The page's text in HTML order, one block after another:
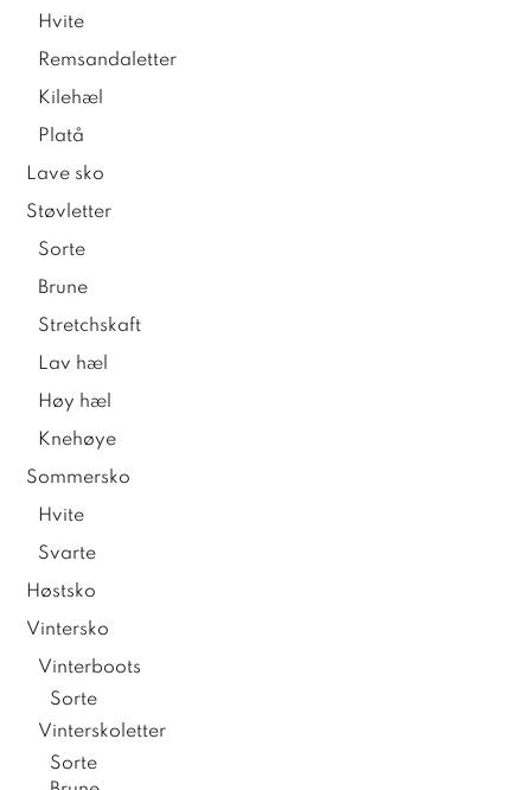
Hvite
Remsandaletter
Kilehæl
Platå
Lave sko
Støvletter
Sorte
Brune
Stretchskaft
Lav hæl
Høy hæl
Knehøye
Sommersko
Hvite
Svarte
Høstsko
Vintersko
Vinterboots
Sorte
Vinterskoletter
Sorte